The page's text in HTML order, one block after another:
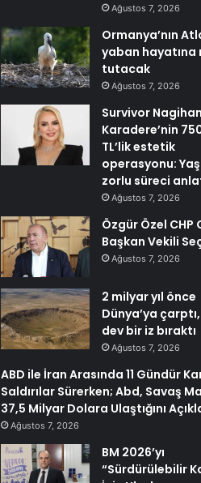
Ağustos 7, 2026
Ormanya’nın
yaban hayatına
tutacak
Ağustos 7, 2026
Survivor Nagihan
Karadere’nin
TL’lik estetik
operasyonu:
zorlu süreci
Ağustos 7, 2026
Özgür Özel CHP
Başkan Vekili
Ağustos 7, 2026
2 milyar yıl önce
Dünya’ya
dev bir iz bıraktı
Ağustos 7, 2026
ABD ile İran Arasında 11 Gündür
Saldırılar Sürerken; Abd, Savaş
37,5 Milyar Dolara Ulaştığını
Ağustos 7, 2026
BM 2026’yı
“Sürdürülebilir